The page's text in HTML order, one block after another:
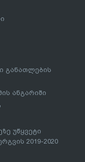
განათლების
ანგარიში
უწყვეტი
2019-2020